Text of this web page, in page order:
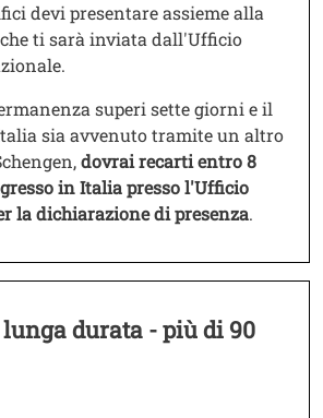
devi presentare assieme alla
ti sarà inviata dall'Ufficio
superi sette giorni e il
sia avvenuto tramite un altro
dovrai recarti entro 8
in Italia presso l'Ufficio
la dichiarazione di presenza.
durata - più di 90